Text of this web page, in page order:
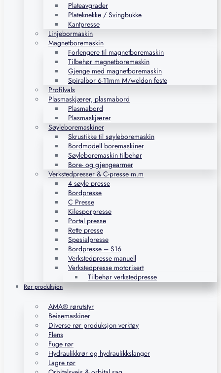
Plateavgrader
Plateknekke / Svingbukke
Kantpresse
Linjebormaskin
Magnetboremaskin
Forlengere til magnetboremaskin
Tilbehør magnetboremaskin
Gjenge med magnetboremaskin
Spiralbor 6-11mm M/weldon feste
Profilvals
Plasmaskjærer, plasmabord
Plasmabord
Plasmaskjærer
Søyleboremaskiner
Skrustikke til søyleboremaskin
Bordmodell boremaskiner
Søyleboremaskin tilbehør
Bore- og gjengearmer
Verkstedpresser & C-presse m.m
4 søyle presse
Bordpresse
C Presse
Kilesporpresse
Portal presse
Rette presse
Spesialpresse
Bordpresse – S16
Verkstedpresse manuell
Verkstedpresse motorisert
Tilbehør verkstedpresse
Rør produksjon
AMA® rørutstyr
Beisemaskiner
Diverse rør produksjon verktøy
Flens
Fuge rør
Hydraulikkrør og hydraulikkslanger
Lagre rør